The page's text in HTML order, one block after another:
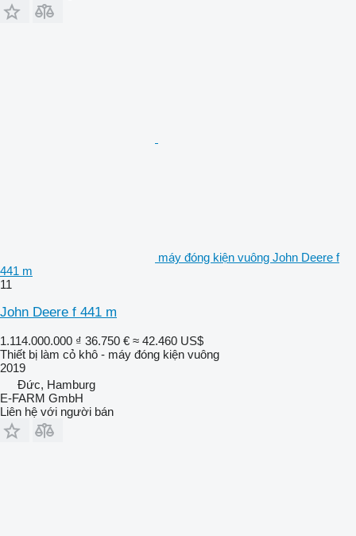
máy đóng kiện vuông John Deere f
441 m
11
John Deere f 441 m
1.114.000.000 ₫ 36.750 € ≈ 42.460 US$
Thiết bị làm cỏ khô - máy đóng kiện vuông
2019
Đức, Hamburg
E-FARM GmbH
Liên hệ với người bán